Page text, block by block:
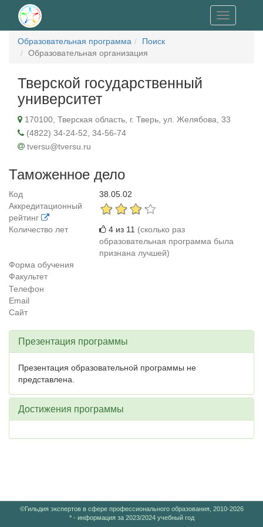
Toggle
navigation
Образовательная программа
Поиск
Образовательная организация
Тверской государственный
университет
170100, Тверская область, г. Тверь, ул. Желябова, 33
(4822) 34-24-52, 34-56-74
tversu@tversu.ru
Таможенное дело
Код
38.05.02
Аккредитационный
рейтинг
Количество лет
4 из 11 (сколько раз
образовательная программа была
признана лучшей)
Форма обучения
Факультет
Телефон
Email
Сайт
Презентация программы
Презентация образовательной программы не
представлена.
Достижения программы
©Гильдия экспертов в сфере профессионального образования, 2010-2026
* - информация за 2023/2024 учебный год